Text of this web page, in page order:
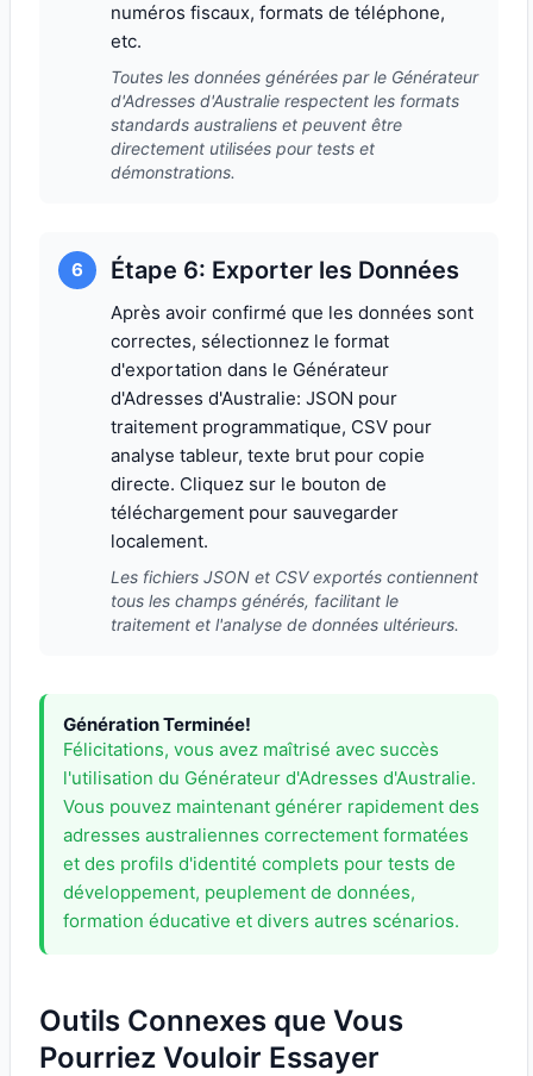
numéros fiscaux, formats de téléphone,
etc.
Toutes les données générées par le Générateur
d'Adresses d'Australie respectent les formats
standards australiens et peuvent être
directement utilisées pour tests et
démonstrations.
6 Étape 6: Exporter les Données
Après avoir confirmé que les données sont
correctes, sélectionnez le format
d'exportation dans le Générateur
d'Adresses d'Australie: JSON pour
traitement programmatique, CSV pour
analyse tableur, texte brut pour copie
directe. Cliquez sur le bouton de
téléchargement pour sauvegarder
localement.
Les fichiers JSON et CSV exportés contiennent
tous les champs générés, facilitant le
traitement et l'analyse de données ultérieurs.
Génération Terminée!
Félicitations, vous avez maîtrisé avec succès
l'utilisation du Générateur d'Adresses d'Australie.
Vous pouvez maintenant générer rapidement des
adresses australiennes correctement formatées
et des profils d'identité complets pour tests de
développement, peuplement de données,
formation éducative et divers autres scénarios.
Outils Connexes que Vous
Pourriez Vouloir Essayer